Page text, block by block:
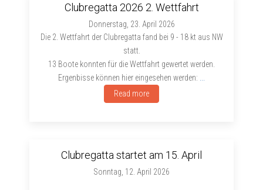
Clubregatta 2026 2. Wettfahrt
Donnerstag, 23. April 2026
Die 2. Wettfahrt der Clubregatta fand bei 9 - 18 kt aus NW
statt.
13 Boote konnten für die Wettfahrt gewertet werden.
Ergenbisse können hier eingesehen werden:
Read more
Clubregatta startet am 15. April
Sonntag, 12. April 2026